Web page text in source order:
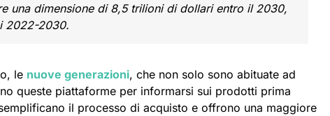
una dimensione di 8,5 trilioni di dollari entro il 2030,
2022-2030.
le nuove generazioni, che non solo sono abituate ad
queste piattaforme per informarsi sui prodotti prima
il processo di acquisto e offrono una maggiore